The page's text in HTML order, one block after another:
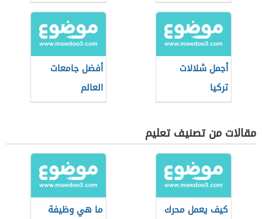
أجمل شلالات
تركيا
أفضل جامعات
العالم
مقالات من تصنيف تعليم
كيف يعمل محرك
ما هي وظيفة